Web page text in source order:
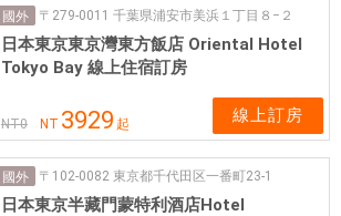
國外 〒279-0011 千葉県浦安市美浜１丁目８−２
日本東京東京灣東方飯店 Oriental Hotel
Tokyo Bay 線上住宿訂房
NT0 NT 3929 起 線上訂房
國外 〒102-0082 東京都千代田区一番町23-1
日本東京半藏門蒙特利酒店Hotel